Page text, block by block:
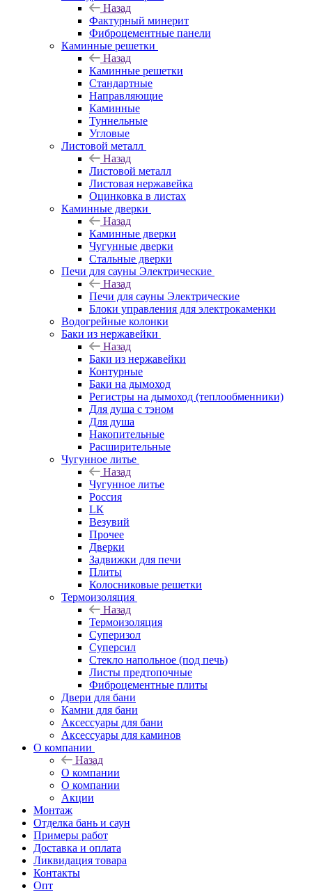
Назад
Фактурный минерит
Фиброцементные панели
Каминные решетки
Назад
Каминные решетки
Стандартные
Направляющие
Каминные
Туннельные
Угловые
Листовой металл
Назад
Листовой металл
Листовая нержавейка
Оцинковка в листах
Каминные дверки
Назад
Каминные дверки
Чугунные дверки
Стальные дверки
Печи для сауны Электрические
Назад
Печи для сауны Электрические
Блоки управления для электрокаменки
Водогрейные колонки
Баки из нержавейки
Назад
Баки из нержавейки
Контурные
Баки на дымоход
Регистры на дымоход (теплообменники)
Для душа с тэном
Для душа
Накопительные
Расширительные
Чугунное литье
Назад
Чугунное литье
Россия
LК
Везувий
Прочее
Дверки
Задвижки для печи
Плиты
Колосниковые решетки
Термоизоляция
Назад
Термоизоляция
Суперизол
Суперсил
Стекло напольное (под печь)
Листы предтопочные
Фиброцементные плиты
Двери для бани
Камни для бани
Аксессуары для бани
Аксессуары для каминов
О компании
Назад
О компании
О компании
Акции
Монтаж
Отделка бань и саун
Примеры работ
Доставка и оплата
Ликвидация товара
Контакты
Опт